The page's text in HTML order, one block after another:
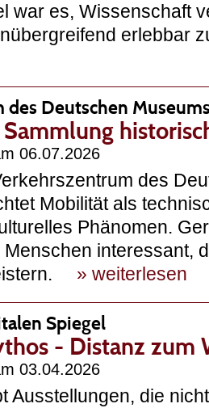
war es, Wissenschaft
Deutschen
06.07.2026
des
Mobilität als
Phänomen.
interessant,
» weiterlesen
Spiegel
- Distanz zum
03.04.2026
Ausstellungen, die